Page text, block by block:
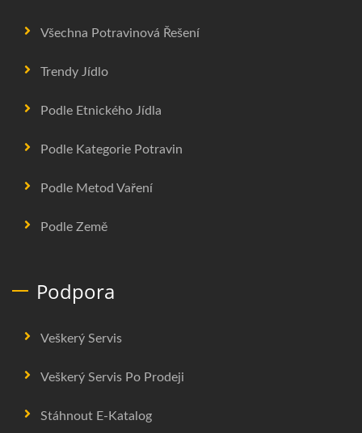
Všechna Potravinová Řešení
Trendy Jídlo
Podle Etnického Jídla
Podle Kategorie Potravin
Podle Metod Vaření
Podle Země
Podpora
Veškerý Servis
Veškerý Servis Po Prodeji
Stáhnout E-Katalog